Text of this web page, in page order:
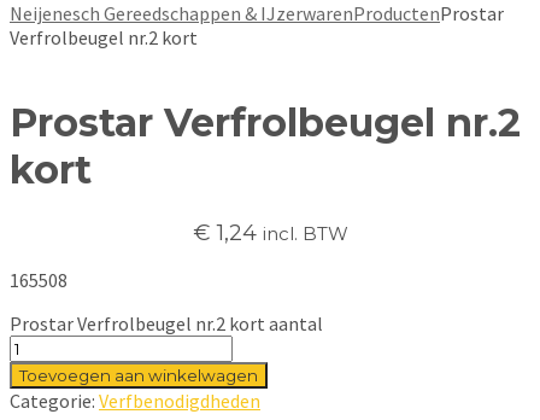
Neijenesch Gereedschappen & IJzerwarenProductenProstar
Verfrolbeugel nr.2 kort
Prostar Verfrolbeugel nr.2
kort
€ 1,24 incl. BTW
165508
Prostar Verfrolbeugel nr.2 kort aantal
Toevoegen aan winkelwagen
Categorie: Verfbenodigdheden